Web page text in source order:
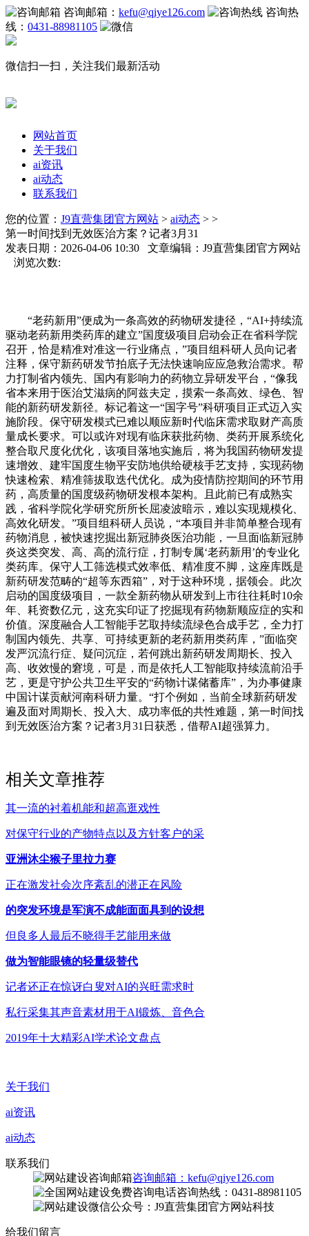
咨询邮箱： kefu@qiye126.com
咨询热
线： 0431-88981105
微信扫一扫，关注我们最新活动
网站首页
关于我们
ai资讯
ai动态
联系我们
您的位置： J9直营集团官方网站 > ai动态 > >
第一时间找到无效医治方案？记者3月31
发表日期：2026-04-06 10:30 文章编辑：J9直营集团官方网站
浏览次数:
“老药新用”便成为一条高效的药物研发捷径，“AI+持续流
驱动老药新用类药库的建立”国度级项目启动会正在省科学院
召开，恰是精准对准这一行业痛点，”项目组科研人员向记者
注释，保守新药研发节拍底子无法快速响应应急救治需求。帮
力打制省内领先、国内有影响力的药物立异研发平台，“像我
省本来用于医治艾滋病的阿兹夫定，摸索一条高效、绿色、智
能的新药研发新径。标记着这一“国字号”科研项目正式迈入实
施阶段。保守研发模式已难以顺应新时代临床需求取财产高质
量成长要求。可以或许对现有临床获批药物、类药开展系统化
整合取尺度化优化，该项目落地实施后，将为我国药物研发提
速增效、建牢国度生物平安防地供给硬核手艺支持，实现药物
快速检索、精准筛拔取迭代优化。成为疫情防控期间的环节用
药，高质量的国度级药物研发根本架构。且此前已有成熟实
践，省科学院化学研究所所长屈凌波暗示，难以实现规模化、
高效化研发。”项目组科研人员说，“本项目并非简单整合现有
药物消息，被快速挖掘出新冠肺炎医治功能，一旦面临新冠肺
炎这类突发、高、高的流行症，打制专属‘老药新用’的专业化
类药库。保守人工筛选模式效率低、精准度不脚，这座库既是
新药研发范畴的“超等东西箱”，对于这种环境，据领会。此次
启动的国度级项目，一款全新药物从研发到上市往往耗时10余
年、耗资数亿元，这充实印证了挖掘现有药物新顺应症的实和
价值。深度融合人工智能手艺取持续流绿色合成手艺，全力打
制国内领先、共享、可持续更新的老药新用类药库，”面临突
发严沉流行症、疑问沉症，若何跳出新药研发周期长、投入
高、收效慢的窘境，可是，而是依托人工智能取持续流前沿手
艺，更是守护公共卫生平安的“药物计谋储蓄库”，为办事健康
中国计谋贡献河南科研力量。“打个例如，当前全球新药研发
遍及面对周期长、投入大、成功率低的共性难题，第一时间找
到无效医治方案？记者3月31日获悉，借帮AI超强算力。
相关文章推荐
其一流的衬着机能和超高逛戏性
对保守行业的产物特点以及方针客户的采
亚洲沐尘猴子里拉力赛
正在激发社会次序紊乱的潜正在风险
的突发环境是军演不成能面面具到的设想
但良多人最后不晓得手艺能用来做
做为智能眼镜的轻量级替代
记者还正在惊讶白叟对AI的兴旺需求时
私行采集其声音素材用于AI锻炼、音色合
2019年十大精彩AI学术论文盘点
关于我们
ai资讯
ai动态
联系我们
咨询邮箱：kefu@qiye126.com
咨询热线：0431-88981105
微信公众号：J9直营集团官方网站科技
给我们留言